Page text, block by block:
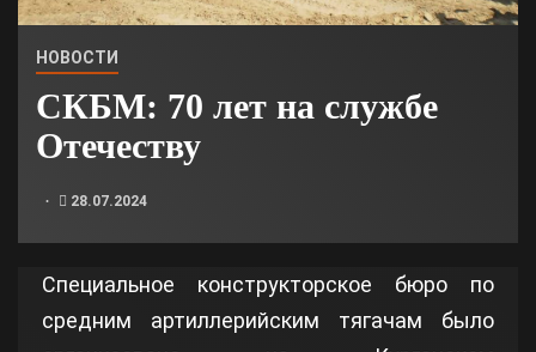
НОВОСТИ
СКБМ: 70 лет на службе
Отечеству
28.07.2024
Специальное конструкторское бюро по
средним артиллерийским тягачам было